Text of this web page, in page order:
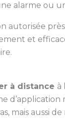
alarme ou
autorisée
et
à distance à
mais aussi